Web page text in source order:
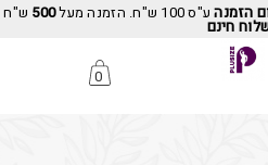
הזמנהע"ס 100 ש"ח. הזמנה מעל 500 ש"ח
חינם
0